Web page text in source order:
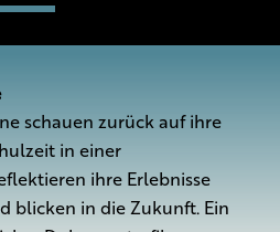
schauen zurück auf ihre
in einer
ihre Erlebnisse
blicken in die Zukunft. Ein